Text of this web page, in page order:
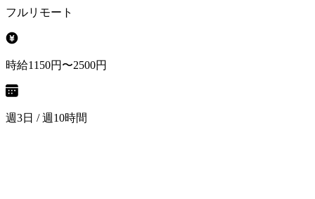
フルリモート
時給1150円〜2500円
週3日 / 週10時間